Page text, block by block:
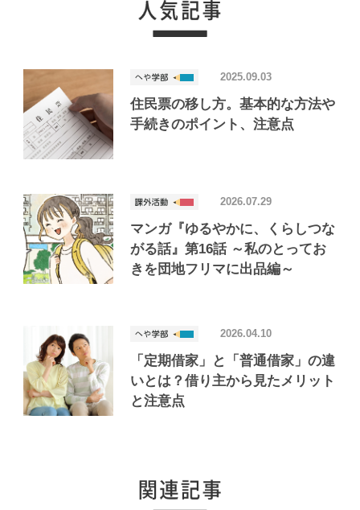
住民票の移し方。基本的な方法や
手続きのポイント、注意点
2025.09.03
マンガ『ゆるやかに、くらしつな
がる話』第16話 ～私のとってお
きを団地フリマに出品編～
2026.07.29
「定期借家」と「普通借家」の違
いとは？借り主から見たメリット
と注意点
2026.04.10